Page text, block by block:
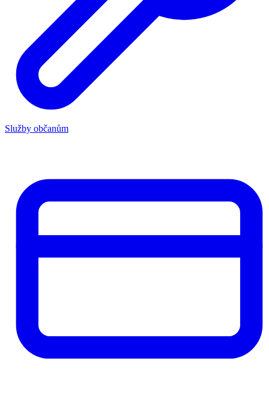
Služby občanům